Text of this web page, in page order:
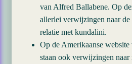
van Alfred Ballabene. Op
allerlei verwijzingen naar
relatie met kundalini.
Op de Amerikaanse website
staan ook verwijzingen naar